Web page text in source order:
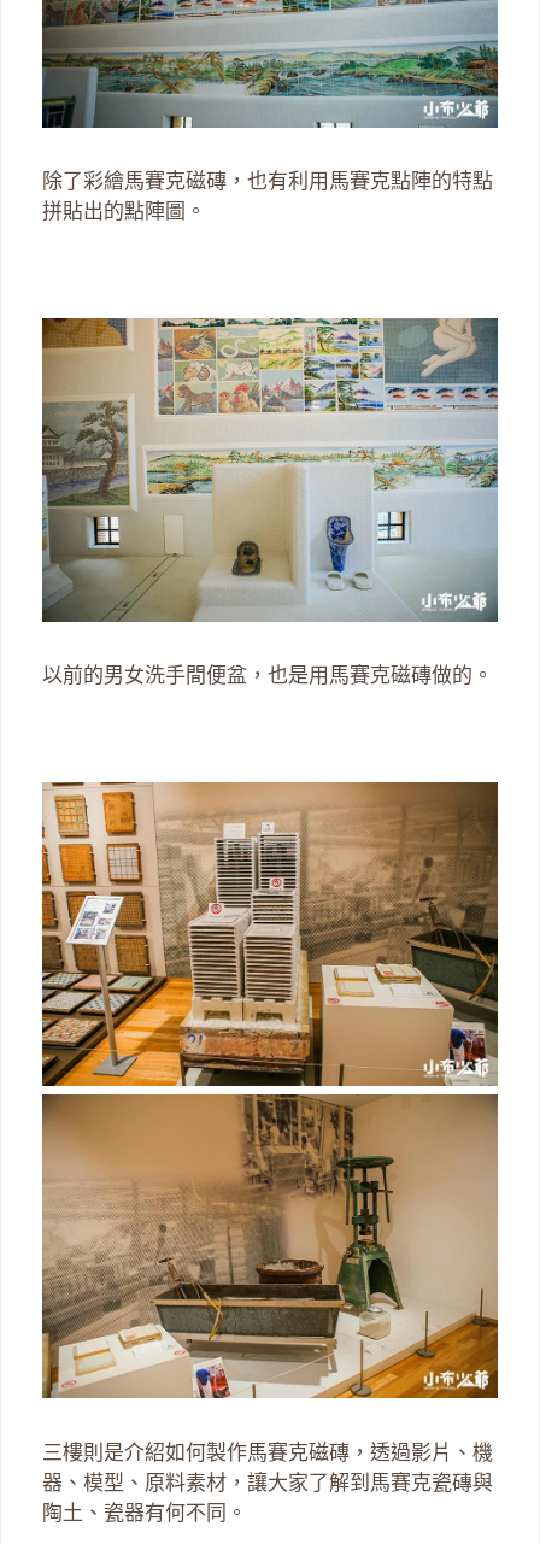
除了彩繪馬賽克磁磚，也有利用馬賽克點陣的特點
拼貼出的點陣圖。
以前的男女洗手間便盆，也是用馬賽克磁磚做的。
三樓則是介紹如何製作馬賽克磁磚，透過影片、機
器、模型、原料素材，讓大家了解到馬賽克瓷磚與
陶土、瓷器有何不同。